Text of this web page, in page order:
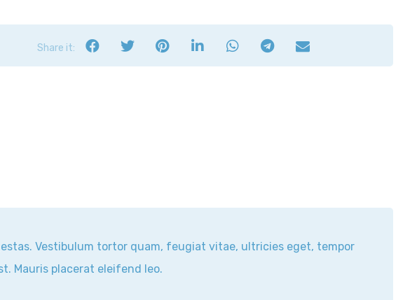
Vestibulum tortor quam, feugiat vitae, ultricies eget, tempor
Mauris placerat eleifend leo.